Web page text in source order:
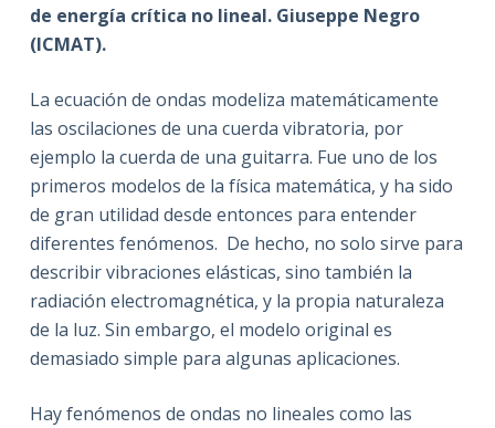
de energía crítica no lineal. Giuseppe Negro
(ICMAT).
La ecuación de ondas modeliza matemáticamente
las oscilaciones de una cuerda vibratoria, por
ejemplo la cuerda de una guitarra. Fue uno de los
primeros modelos de la física matemática, y ha sido
de gran utilidad desde entonces para entender
diferentes fenómenos. De hecho, no solo sirve para
describir vibraciones elásticas, sino también la
radiación electromagnética, y la propia naturaleza
de la luz. Sin embargo, el modelo original es
demasiado simple para algunas aplicaciones.
Hay fenómenos de ondas no lineales como las